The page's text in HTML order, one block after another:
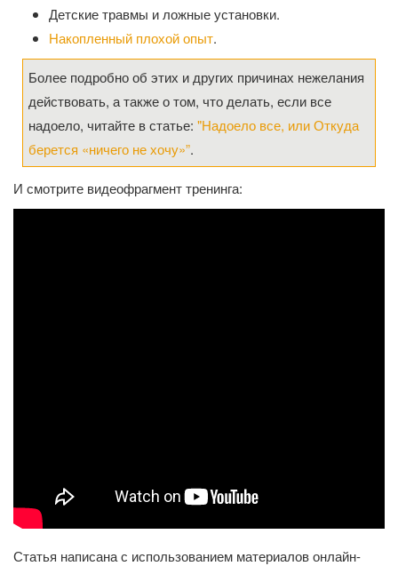
Детские травмы и ложные установки.
Накопленный плохой опыт.
Более подробно об этих и других причинах нежелания
действовать, а также о том, что делать, если все
надоело, читайте в статье: "Надоело все, или Откуда
берется «ничего не хочу»”.
И смотрите видеофрагмент тренинга:
Статья написана с использованием материалов онлайн-